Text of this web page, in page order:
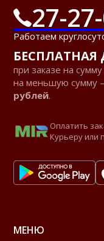
27-
Работаем
БЕСПЛАТНАЯ
при заказе на сумму
на меньшую сумму
рублей.
Оплатить
Курьеру или
МЕНЮ